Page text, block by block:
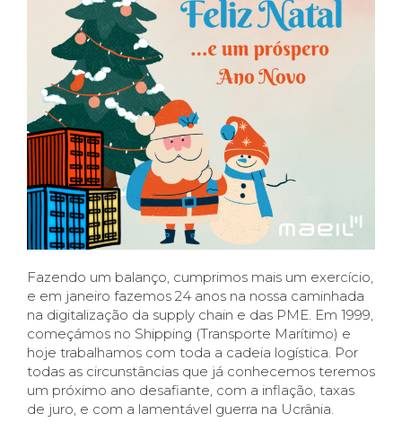
Fazendo um balanço, cumprimos mais um exercício,
e em janeiro fazemos 24 anos na nossa caminhada
na digitalização da supply chain e das PME. Em 1999,
começámos no Shipping (Transporte Marítimo) e
hoje trabalhamos com toda a cadeia logística. Por
todas as circunstâncias que já conhecemos teremos
um próximo ano desafiante, com a inflação, taxas
de juro, e com a lamentável guerra na Ucrânia.